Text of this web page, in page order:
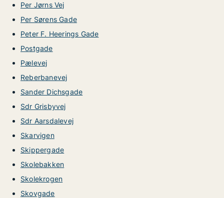
Per Jørns Vej
Per Sørens Gade
Peter F. Heerings Gade
Postgade
Pælevej
Reberbanevej
Sander Dichsgade
Sdr Grisbyvej
Sdr Aarsdalevej
Skarvigen
Skippergade
Skolebakken
Skolekrogen
Skovgade